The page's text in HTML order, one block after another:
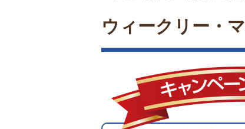
ウィークリー・